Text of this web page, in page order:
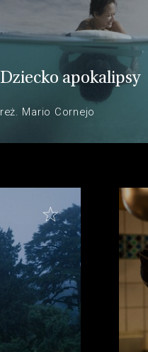
Dziecko apokalipsy
reż. Mario Cornejo